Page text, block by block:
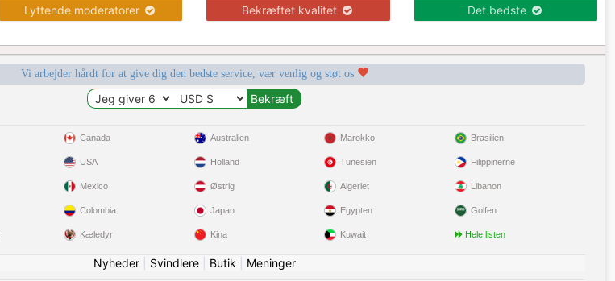
Lyttende moderatorer Bekræftet kvalitet Det bedste
Vi arbejder hårdt for at give dig den bedste service, vær venlig og støt os
Canada
USA
Mexico
Colombia
Kæledyr
Australien
Holland
Østrig
Japan
Kina
Marokko
Tunesien
Algeriet
Egypten
Kuwait
Brasilien
Filippinerne
Libanon
Golfen
Hele listen
Nyheder| Svindlere| Butik Meninger